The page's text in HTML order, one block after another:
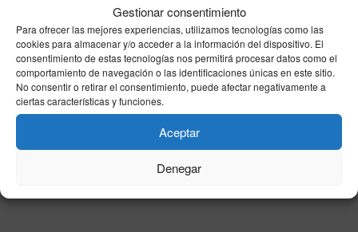
Gestionar consentimiento
Para ofrecer las mejores experiencias, utilizamos tecnologías como las
cookies para almacenar y/o acceder a la información del dispositivo. El
consentimiento de estas tecnologías nos permitirá procesar datos como el
comportamiento de navegación o las identificaciones únicas en este sitio.
No consentir o retirar el consentimiento, puede afectar negativamente a
ciertas características y funciones.
Aceptar
Denegar
Publicidad Aviso Legal
Política de privacidad
Política de cookies
Unpu Group Solutions SL
El Periódico de Ceuta - Medio de Comunicación